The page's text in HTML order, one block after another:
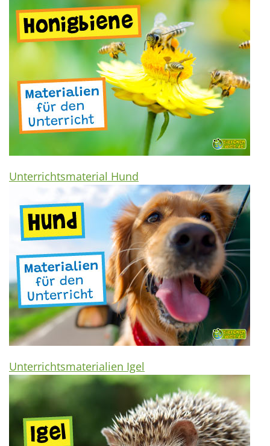
Unterrichtsmaterial Hund
Unterrichtsmaterialien Igel